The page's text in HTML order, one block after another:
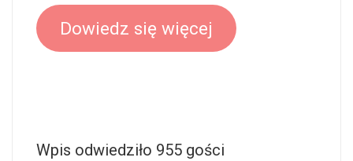
Dowiedz się więcej
Wpis odwiedziło 955 gości